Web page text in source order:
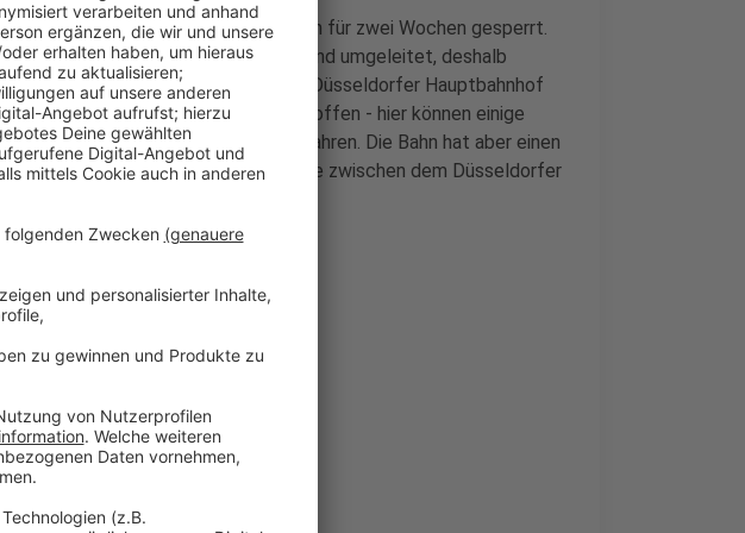
zwischen Düsseldorf und Essen für zwei Wochen gesperrt.
zwischen Düsseldorf und Dortmund umgeleitet, deshalb
Düsseldorfer Flughafen. Auch der Düsseldorfer Hauptbahnhof
Der Regionalverkehr ist auch betroffen - hier können einige
oder der RE3 nicht über Düsseldorf fahren. Die Bahn hat aber einen
Alle 20 Minuten fahren Busse zwischen dem Düsseldorfer
Thema: